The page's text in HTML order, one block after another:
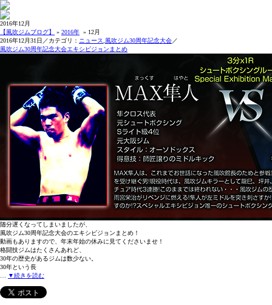
2016年12月
【風吹ジムブログ】
» 2016年 » 12月
2016年12月31日／カテゴリ： ニュース 風吹ジム30周年記念大会／
風吹ジム30周年記念大会エキシビジョンまとめ
随分遅くなってしまいましたが、
風吹ジム30周年記念大会のエキシビジョンまとめ！
動画もありますので、年末年始の休みに見てくださいませ！
格闘技ジムはたくさんあれど、
30年の歴史があるジムは数少ない。
30年という長
▼続きを読む